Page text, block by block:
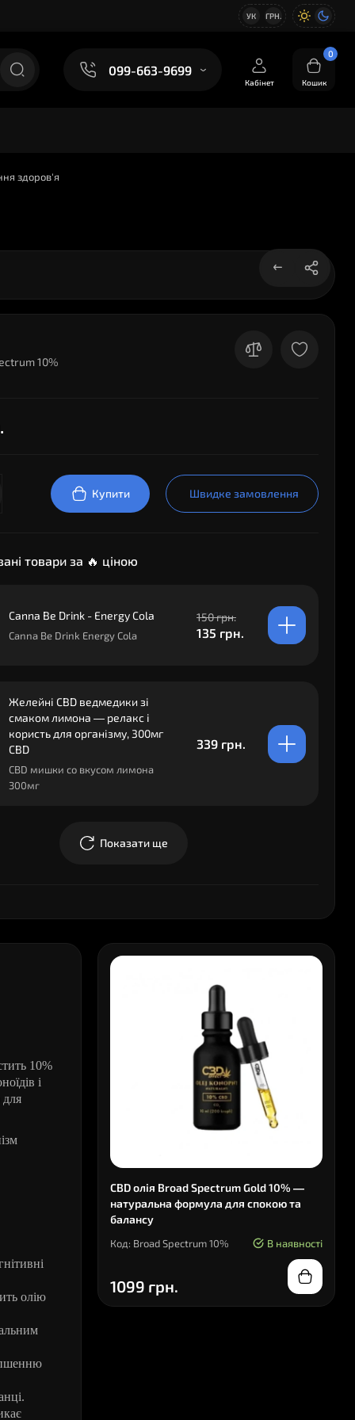
УК ГРН.
099-663-9699
Кабінет
0
Кошик
здоров'я
10%
Купити Швидке замовлення
товари за 🔥 ціною
Canna Be Drink - Energy Cola
Canna Be Drink Energy Cola
150 грн.
135 грн.
Желейні CBD ведмедики зі
смаком лимона — релакс і
користь для організму, 300мг
CBD
CBD мишки со вкусом лимона
300мг
339 грн.
Показати ще
10%
і
для
олію
CBD олія Broad Spectrum Gold 10% —
натуральна формула для спокою та
балансу
Код: Broad Spectrum 10% В наявності
1099 грн.